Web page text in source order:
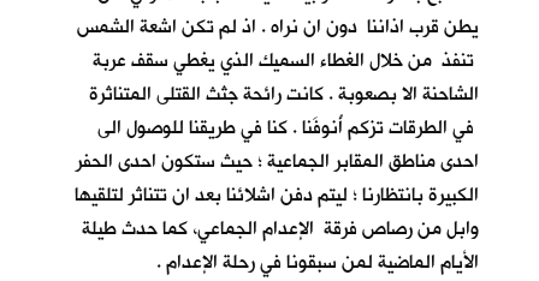
يطن قرب اذاننا دون ان نراه . اذ لم تكن اشعة الشمس
تنفذ من خلال الغطاء السميك الذي يغطي سقف عربة
الشاحنة الا بصعوبة . كانت رائحة جثث القتلى المتناثرة
في الطرقات تزكم أُنوفَنا . كنا في طريقنا للوصول الى
احدى مناطق المقابر الجماعية ؛ حيث ستكون احدى الحفر
الكبيرة بانتظارنا ؛ ليتم دفن اشلائنا بعد ان تتناثر لتلقيها
وابل من رصاص فرقة الإعدام الجماعي، كما حدث طيلة
الأيام الماضية لمن سبقونا في رحلة الإعدام .